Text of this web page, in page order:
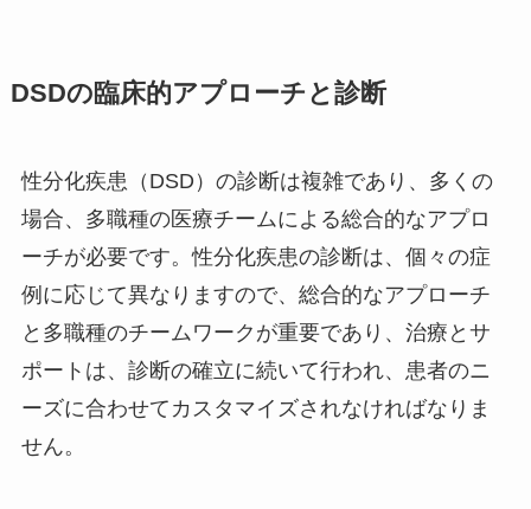
DSDの臨床的アプローチと診断
性分化疾患（DSD）の診断は複雑であり、多くの
場合、多職種の医療チームによる総合的なアプロ
ーチが必要です。性分化疾患の診断は、個々の症
例に応じて異なりますので、総合的なアプローチ
と多職種のチームワークが重要であり、治療とサ
ポートは、診断の確立に続いて行われ、患者のニ
ーズに合わせてカスタマイズされなければなりま
せん。